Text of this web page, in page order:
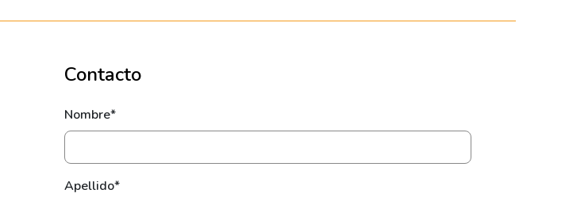
Contacto
Nombre*
Apellido*